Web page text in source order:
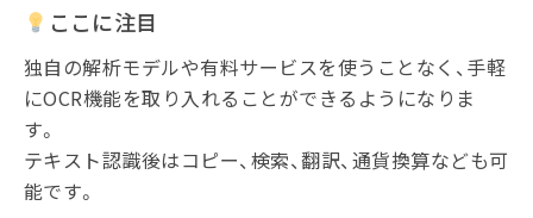
ここに注目
独自の解析モデルや有料サービスを使うことなく、手軽
にOCR機能を取り入れることができるようになりま
す。
テキスト認識後はコピー、検索、翻訳、通貨換算なども可
能です。